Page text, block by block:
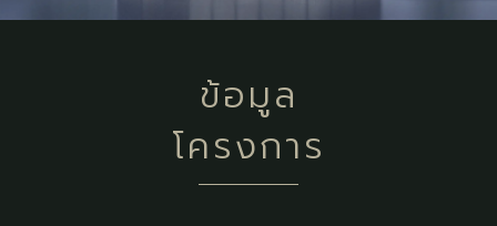
ข้อมูล
โครงการ